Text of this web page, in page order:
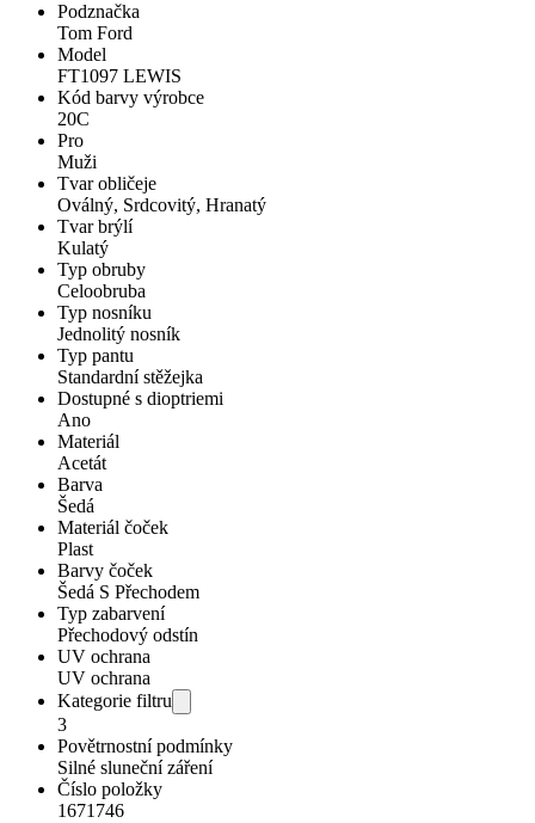
Podznačka
Tom Ford
Model
FT1097 LEWIS
Kód barvy výrobce
20C
Pro
Muži
Tvar obličeje
Oválný, Srdcovitý, Hranatý
Tvar brýlí
Kulatý
Typ obruby
Celoobruba
Typ nosníku
Jednolitý nosník
Typ pantu
Standardní stěžejka
Dostupné s dioptriemi
Ano
Materiál
Acetát
Barva
Šedá
Materiál čoček
Plast
Barvy čoček
Šedá S Přechodem
Typ zabarvení
Přechodový odstín
UV ochrana
UV ochrana
Kategorie filtru
3
Povětrnostní podmínky
Silné sluneční záření
Číslo položky
1671746